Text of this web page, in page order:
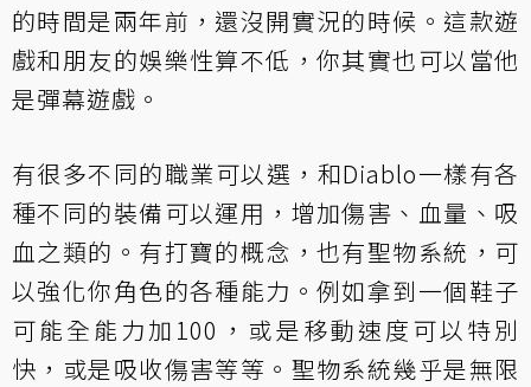
的時間是兩年前，還沒開實況的時候。這款遊
戲和朋友的娛樂性算不低，你其實也可以當他
是彈幕遊戲。
有很多不同的職業可以選，和Diablo一樣有各
種不同的裝備可以運用，增加傷害、血量、吸
血之類的。有打寶的概念，也有聖物系統，可
以強化你角色的各種能力。例如拿到一個鞋子
可能全能力加100，或是移動速度可以特別
快，或是吸收傷害等等。聖物系統幾乎是無限